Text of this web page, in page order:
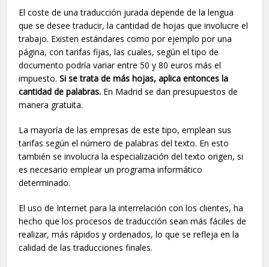
El coste de una traducción jurada depende de la lengua
que se desee traducir, la cantidad de hojas que involucre el
trabajo. Existen estándares como por ejemplo por una
página, con tarifas fijas, las cuales, según el tipo de
documento podría variar entre 50 y 80 euros más el
impuesto.Si se trata de más hojas, aplica entonces la
cantidad de palabras. En Madrid se dan presupuestos de
manera gratuita.
La mayoría de las empresas de este tipo, emplean sus
tarifas según el número de palabras del texto. En esto
también se involucra la especialización del texto origen, si
es necesario emplear un programa informático
determinado.
El uso de Internet para la interrelación con los clientes, ha
hecho que los procesos de traducción sean más fáciles de
realizar, más rápidos y ordenados, lo que se refleja en la
calidad de las traducciones finales.